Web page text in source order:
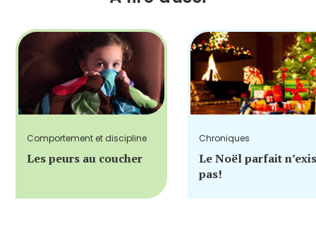
Comportement et discipline
Les peurs au coucher
Chroniques
Le Noël parfait
pas!